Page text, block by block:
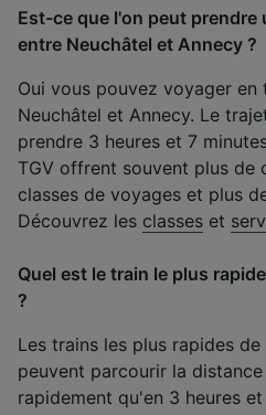
Est-ce que l'on peut prendre
entre Neuchâtel et Annecy ?
Oui vous pouvez voyager
Neuchâtel et Annecy. Le
prendre 3 heures et 7
TGV offrent souvent plus
classes de voyages et plus
Découvrez les classes et
Quel est le train le plus
?
Les trains les plus rapides
peuvent parcourir la distance
rapidement qu'en 3 heures